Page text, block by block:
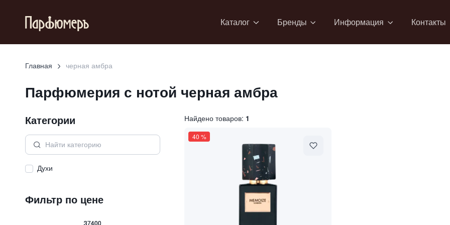
Каталог Бренды Информация Контакты
Главная черная амбра
Парфюмерия с нотой черная амбра
Найдено товаров: 1
40 %
Категории
Духи
Фильтр по цене
37400
37400